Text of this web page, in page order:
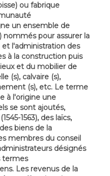
ou fabrique
un ensemble de
nommés pour assurer la
l'administration des
à la construction puis
et du mobilier de
(s), calvaire (s),
(s), etc. Le terme
à l'origine une
se sont ajoutés,
1563), des laïcs,
biens de la
membres du conseil
désignés
termes
Les revenus de la